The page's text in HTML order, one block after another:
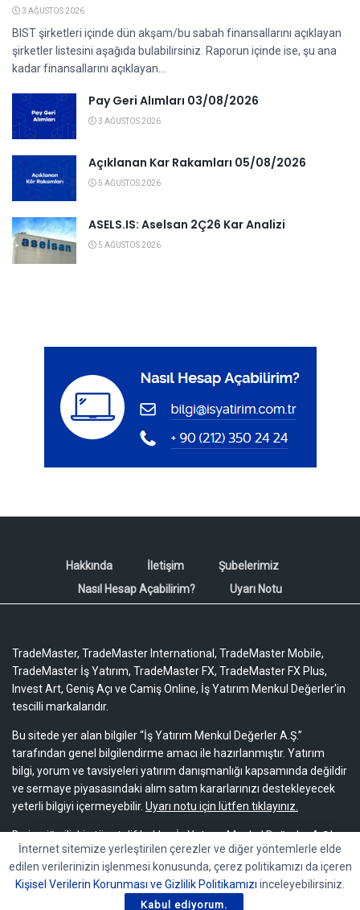
3 AĞUSTOS 2026
BIST şirketleri içinde dün akşam/bu sabah finansallarını açıklayan
şirketler listesini aşağıda bulabilirsiniz. Raporun içinde ise, şu ana
kadar finansallarını açıklayan...
Pay Geri Alımları 03/08/2026
3 AĞUSTOS 2026
Açıklanan Kar Rakamları 05/08/2026
5 AĞUSTOS 2026
ASELS.IS: Aselsan 2Ç26 Kar Analizi
5 AĞUSTOS 2026
Hakkında İletişim
Şubelerimiz
Nasıl Hesap Açabilirim?
Uyarı Notu
TradeMaster, TradeMaster International, TradeMaster Mobile,
TradeMaster İş Yatırım, TradeMaster FX, TradeMaster FX Plus,
Invest Art, Geniş Açı ve Camiş Online, İş Yatırım Menkul Değerler'in
tescilli markalarıdır.
Bu sitede yer alan bilgiler “İş Yatırım Menkul Değerler A.Ş.”
tarafından genel bilgilendirme amacı ile hazırlanmıştır. Yatırım
bilgi, yorum ve tavsiyeleri yatırım danışmanlığı kapsamında değildir
ve sermaye piyasasındaki alım satım kararlarınızı destekleyecek
yeterli bilgiyi içermeyebilir. Uyarı notu için lütfen tıklayınız.
Bu içeriğe ilişkin tüm telif hakları İş Yatırım Menkul Değerler A.Ş.’ye
aittir. Bu içerik, açık iznimiz olmaksızın başkaları tarafından
herhangi bir amaçla, kısmen veya tamamen çoğaltılamaz,
dağıtılamaz, yayımlanamaz veya değiştirilemez.
İnternet sitemize yerleştirilen çerezler ve diğer yöntemlerle elde
edilen verilerinizin işlenmesi konusunda, çerez politikamızı da içeren
Kişisel Verilerin Korunması ve Gizlilik Politikamızı inceleyebilirsiniz.
Kabul ediyorum.